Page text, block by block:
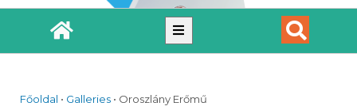
Főoldal • Galleries • Oroszlány Erőmű